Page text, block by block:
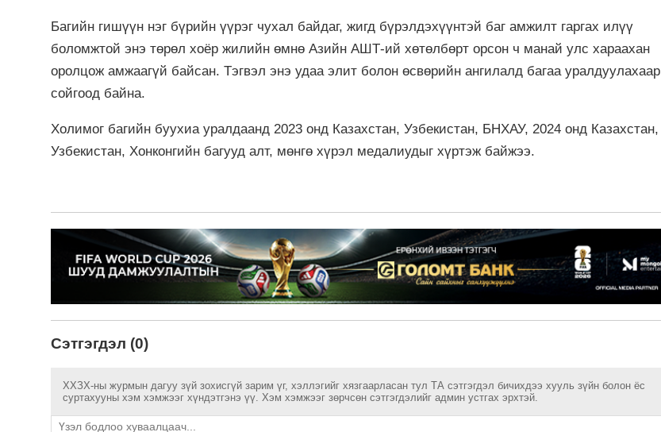
Багийн гишүүн нэг бүрийн үүрэг чухал байдаг, жигд бүрэлдэхүүнтэй баг амжилт гаргах илүү
боломжтой энэ төрөл хоёр жилийн өмнө Азийн АШТ-ий хөтөлбөрт орсон ч манай улс хараахан
оролцож амжаагүй байсан. Тэгвэл энэ удаа элит болон өсвөрийн ангилалд багаа уралдуулахаар
сойгоод байна.
Холимог багийн буухиа уралдаанд 2023 онд Казахстан, Узбекистан, БНХАУ, 2024 онд Казахстан,
Узбекистан, Хонконгийн багууд алт, мөнгө хүрэл медалиудыг хүртэж байжээ.
Сэтгэгдэл (0)
ХХЗХ-ны журмын дагуу зүй зохисгүй зарим үг, хэллэгийг хязгаарласан тул ТА сэтгэгдэл бичихдээ хууль зүйн болон ёс
суртахууны хэм хэмжээг хүндэтгэнэ үү. Хэм хэмжээг зөрчсөн сэтгэгдэлийг админ устгах эрхтэй.